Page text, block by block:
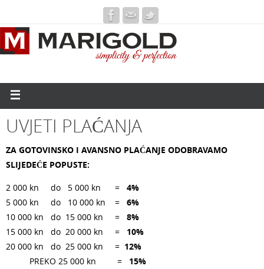
UVJETI PLAĆANJA
ZA GOTOVINSKO I AVANSNO PLAĆANJE ODOBRAVAMO
SLIJEDEĆE POPUSTE:
2 000 kn do 5 000 kn =
4%
5 000 kn do 10 000 kn
= 6%
10 000 kn do 15 000 kn = 8%
15 000 kn do 20 000 kn = 10%
20 000 kn do 25 000 kn = 12%
PREKO 25 000 kn =
15%